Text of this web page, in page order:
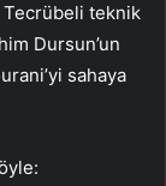
Tecrübeli teknik
Dursun’un
sahaya